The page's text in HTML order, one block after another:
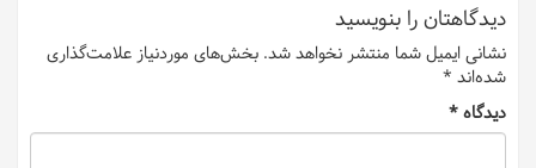
دیدگاهتان را بنویسید
نشانی ایمیل شما منتشر نخواهد شد. بخش‌های موردنیاز علامت‌گذاری
شده‌اند *
دیدگاه*